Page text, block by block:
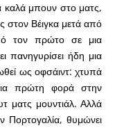
καλά μπουν στο ματς,
στον Βέιγκα μετά από
τον πρώτο σε μια
πανηγυρίσει ήδη μια
ως οφσάιντ: χτυπά
πρώτη φορά στην
ματς μουντιάλ. Αλλά
Πορτογαλία, θυμώνει